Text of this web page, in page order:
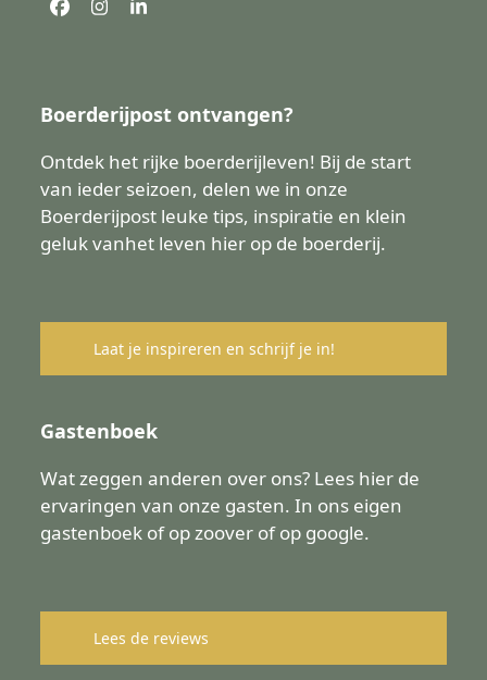
Facebook
Instagram
LinkedIn
Boerderijpost ontvangen?
Ontdek het rijke boerderijleven! Bij de start
van ieder seizoen, delen we in onze
Boerderijpost leuke tips, inspiratie en klein
geluk vanhet leven hier op de boerderij.
Laat je inspireren en schrijf je in!
Gastenboek
Wat zeggen anderen over ons? Lees hier de
ervaringen van onze gasten. In ons eigen
gastenboek of op zoover of op google.
Lees de reviews